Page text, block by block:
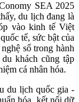
SEA 2025
du lịch đang là
vào kinh tế Việt
tế, sức bật của
số trong hành
khách cũng tập
cá nhân hóa.
du lịch quốc gia -
hóa, kết nối dữ